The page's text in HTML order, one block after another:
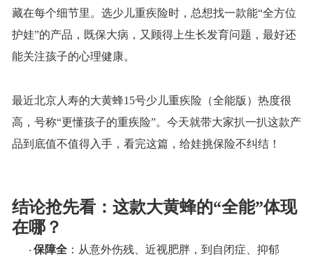
藏在每个细节里。选少儿重疾险时，总想找一款能“全方位
护娃”的产品，既保大病，又顾得上生长发育问题，最好还
能关注孩子的心理健康。
最近北京人寿的大黄蜂15号少儿重疾险（全能版）热度很
高，号称“更懂孩子的重疾险”。今天就带大家扒一扒这款产
品到底值不值得入手，看完这篇，给娃挑保险不纠结！
结论抢先看：这款大黄蜂的“全能”体现
在哪？
· 保障全：从意外伤残、近视肥胖，到自闭症、抑郁